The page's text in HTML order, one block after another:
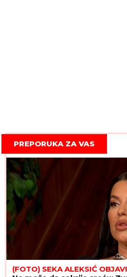
PREPORUKA ZA VAS
(FOTO) SEKA ALEKSIĆ